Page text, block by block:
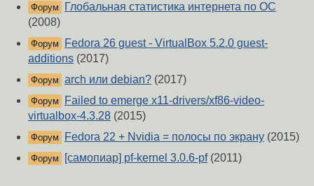
Форум
Глобальная статистика интернета по ОС
(2008)
Форум
Fedora 26 guest - VirtualBox 5.2.0 guest-
additions (2017)
Форум arch или debian? (2017)
Форум
Failed to emerge x11-drivers/xf86-video-
virtualbox-4.3.28 (2015)
Форум Fedora 22 + Nvidia = полосы по экрану (2015)
Форум [самопиар] pf-kernel 3.0.6-pf(2011)